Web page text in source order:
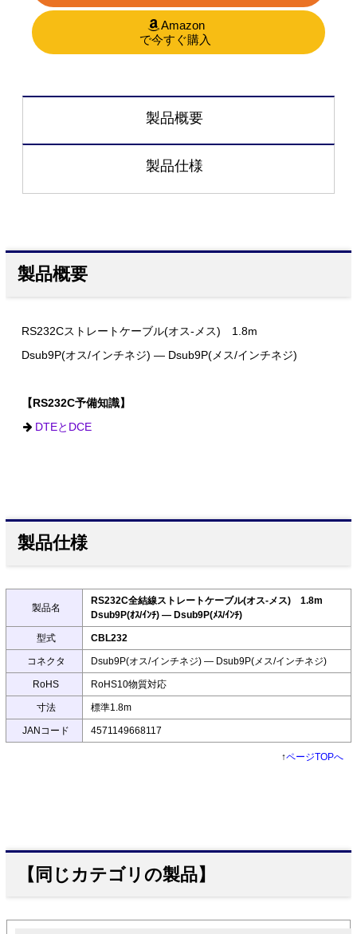
Amazon
で今すぐ購入
製品概要
製品仕様
製品概要
RS232Cストレートケーブル(オス-メス) 1.8m
Dsub9P(オス/インチネジ) ― Dsub9P(メス/インチネジ)
【RS232C予備知識】
DTEとDCE
製品仕様
製品名
RS232C全結線ストレートケーブル(オス-メス) 1.8m
Dsub9P(ｵｽ/ｲﾝﾁ) ― Dsub9P(ﾒｽ/ｲﾝﾁ)
型式 CBL232
コネクタ Dsub9P(オス/インチネジ) ― Dsub9P(メス/インチネジ)
RoHS RoHS10物質対応
寸法 標準1.8m
JANコード 4571149668117
↑ページTOPへ
【同じカテゴリの製品】